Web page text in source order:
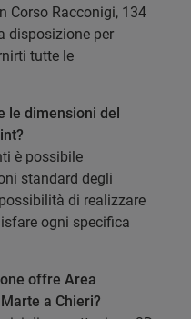
Corso Racconigi, 134
disposizione per
tutte le
le dimensioni del
è possibile
standard degli
di realizzare
ogni specifica
offre Area
a Chieri?